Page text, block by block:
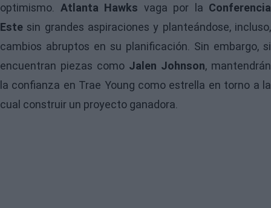
optimismo. Atlanta Hawks vaga por la Conferencia
Este sin grandes aspiraciones y planteándose, incluso,
cambios abruptos en su planificación. Sin embargo, si
encuentran piezas como Jalen Johnson, mantendrán
la confianza en Trae Young como estrella en torno a la
cual construir un proyecto ganadora.